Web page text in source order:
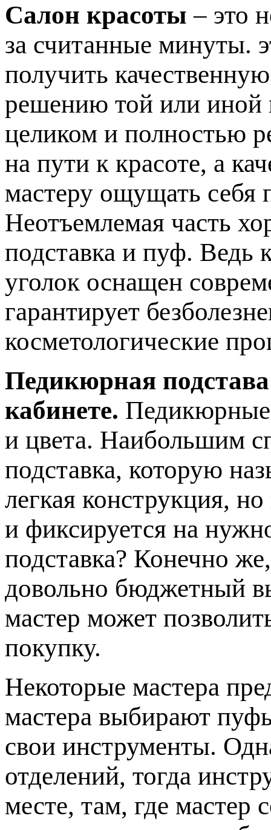
Салон красоты – это
за считанные минуты.
получить
решению той или иной
целиком и полностью
на пути к красоте, а
мастеру ощущать себя
Неотъемлемая часть
подставка и пуф. Ведь
уголок оснащен
гарантирует
косметологические
Педикюрная подстава
кабинете. Педикюрные
и цвета. Наибольшим
подставка, которую
легкая конструкция,
и фиксируется на
подставка? Конечно
довольно бюджетный
мастер может
покупку.
Некоторые мастера
мастера выбирают
свои инструменты.
отделений, тогда
месте, там, где